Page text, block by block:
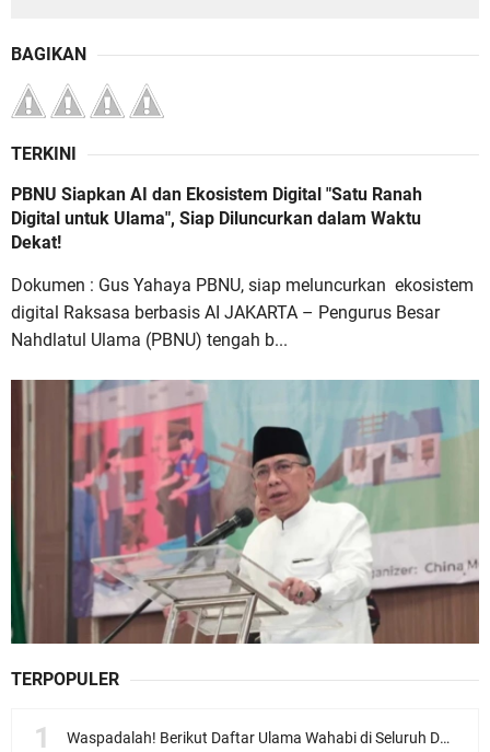
BAGIKAN
TERKINI
PBNU Siapkan AI dan Ekosistem Digital "Satu Ranah
Digital untuk Ulama", Siap Diluncurkan dalam Waktu
Dekat!
Dokumen : Gus Yahaya PBNU, siap meluncurkan ekosistem
digital Raksasa berbasis AI JAKARTA – Pengurus Besar
Nahdlatul Ulama (PBNU) tengah b...
TERPOPULER
Waspadalah! Berikut Daftar Ulama Wahabi di Seluruh Dunia dan Karya-karyanya